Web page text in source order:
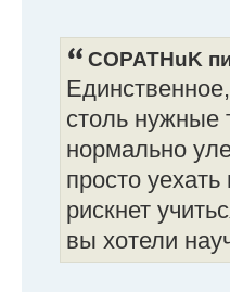
COPATHuK
столь нужные
нормально
просто
рискнет
вы хотели